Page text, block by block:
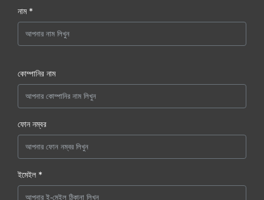
নাম *
কোম্পানির নাম
ফোন নম্বর
ইমেইল *